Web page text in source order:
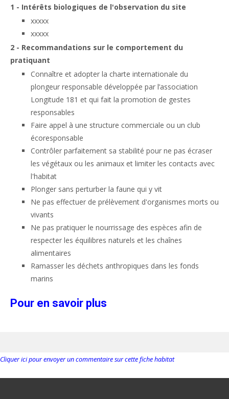
1 - Intérêts biologiques de l'observation du site
xxxxx
xxxxx
2 - Recommandations sur le comportement du
pratiquant
Connaître et adopter la charte internationale du
plongeur responsable développée par l’association
Longitude 181 et qui fait la promotion de gestes
responsables
Faire appel à une structure commerciale ou un club
écoresponsable
Contrôler parfaitement sa stabilité pour ne pas écraser
les végétaux ou les animaux et limiter les contacts avec
l'habitat
Plonger sans perturber la faune qui y vit
Ne pas effectuer de prélèvement d'organismes morts ou
vivants
Ne pas pratiquer le nourrissage des espèces afin de
respecter les équilibres naturels et les chaînes
alimentaires
Ramasser les déchets anthropiques dans les fonds
marins
Pour en savoir plus
Cliquer ici pour envoyer un commentaire sur cette fiche habitat